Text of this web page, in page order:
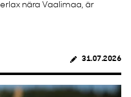
nära Vaalimaa, är
31.07.2026